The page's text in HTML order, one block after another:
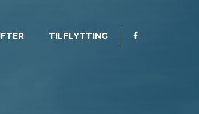
TILFLYTTING
FACEBOOK-